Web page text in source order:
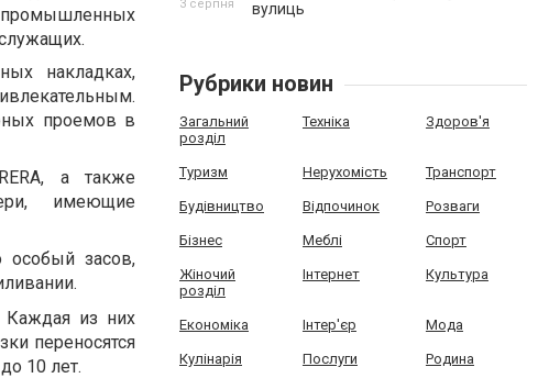
накладках,
проемов в
а также
имеющие
засов,
Каждая из них
переносятся
10 лет.
вулиць
3 серпня
Рубрики новин
Загальний
розділ
Техніка Здоров'я
Туризм Нерухомість Транспорт
Будівництво Відпочинок Розваги
Бізнес Меблі Спорт
Жіночий
розділ
Інтернет Культура
Економіка Інтер'єр Мода
Кулінарія Послуги Родина